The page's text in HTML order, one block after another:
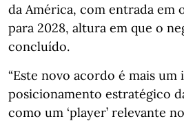
da América, com entrada em
para 2028, altura em que o
concluído.
“Este novo acordo é mais
posicionamento estratégico
como um ‘player’ relevante